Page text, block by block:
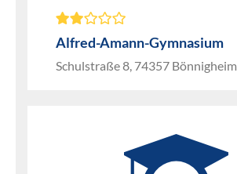
Alfred-Amann-Gymnasium
Schulstraße 8, 74357 Bönnigheim